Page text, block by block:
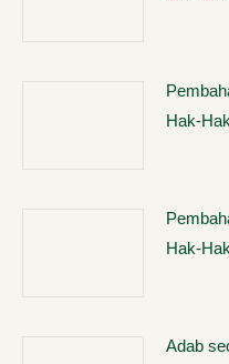
Hak-
Hak-
Adab